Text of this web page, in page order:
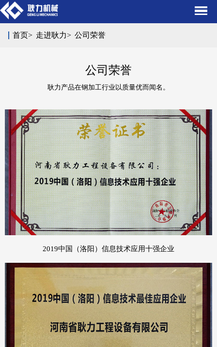
首页> 走进耿力> 公司荣誉
公司荣誉
耿力产品在钢加工行业以质量优而闻名。
2019中国（洛阳）信息技术应用十强企业